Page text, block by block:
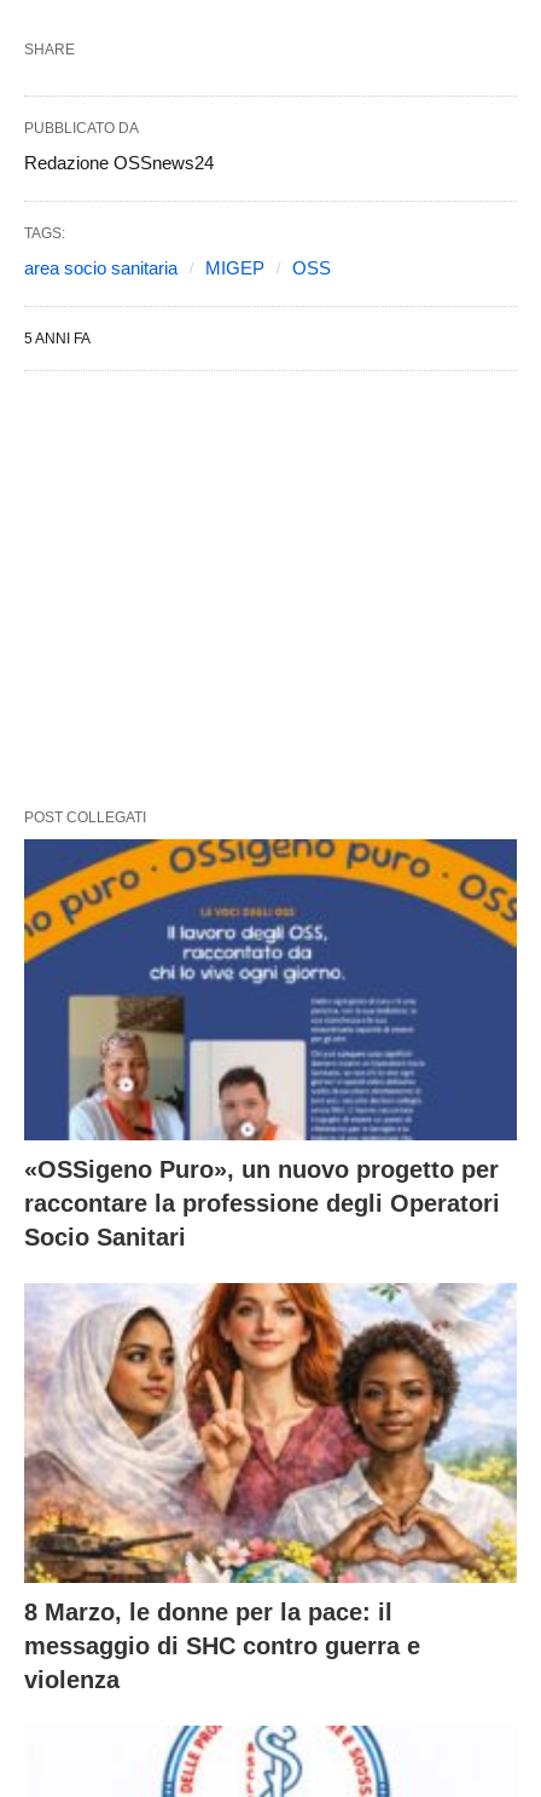
SHARE
PUBBLICATO DA
Redazione OSSnews24
TAGS:
area socio sanitaria MIGEP OSS
5 ANNI FA
POST COLLEGATI
«OSSigeno Puro», un nuovo progetto per
raccontare la professione degli Operatori
Socio Sanitari
8 Marzo, le donne per la pace: il
messaggio di SHC contro guerra e
violenza